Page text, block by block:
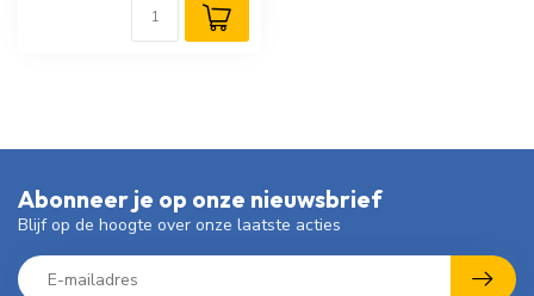
Abonneer je op onze nieuwsbrief
Blijf op de hoogte over onze laatste acties